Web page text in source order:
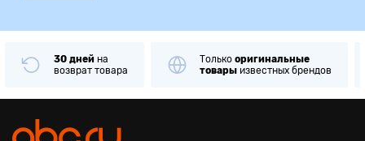
30 дней на
возврат товара
Только оригинальные
товары известных брендов